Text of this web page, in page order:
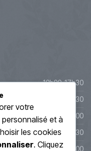
10h00-17h30
10h00-17h30
9h45-20h00
10h00-19h30
10h00-19h00
votre
et à
les cookies
. Cliquez